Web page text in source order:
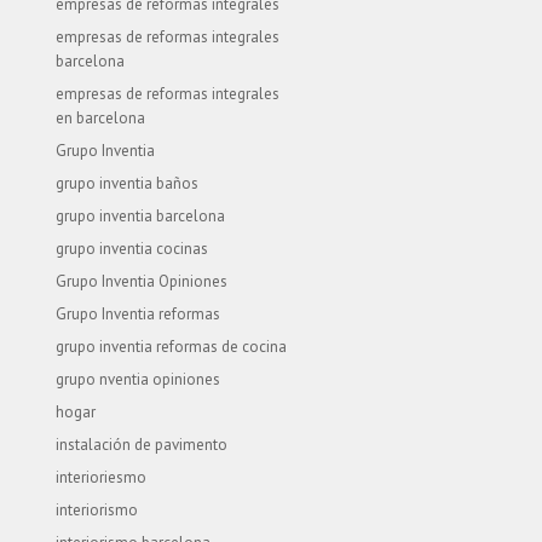
empresas de reformas integrales
empresas de reformas integrales
barcelona
empresas de reformas integrales
en barcelona
Grupo Inventia
grupo inventia baños
grupo inventia barcelona
grupo inventia cocinas
Grupo Inventia Opiniones
Grupo Inventia reformas
grupo inventia reformas de cocina
grupo nventia opiniones
hogar
instalación de pavimento
interioriesmo
interiorismo